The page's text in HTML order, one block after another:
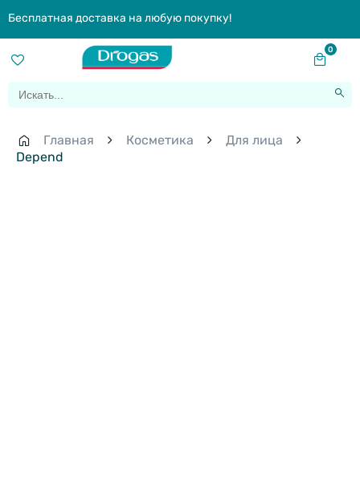
Бесплатная доставка на любую покупку!
0
Главная Косметика
Для лица
Depend